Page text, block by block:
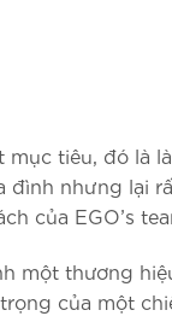
tiêu, đó là
nhưng lại
của EGO’s
một thương
của một